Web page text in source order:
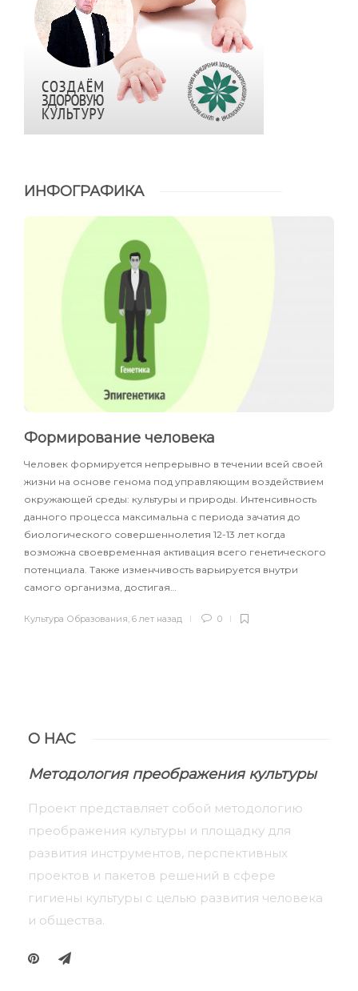
ИНФОГРАФИКА
Формирование человека
Человек формируется непрерывно в течении всей своей
жизни на основе генома под управляющим воздействием
окружающей среды: культуры и природы. Интенсивность
данного процесса максимальна с периода зачатия до
биологического совершеннолетия 12-13 лет когда
возможна своевременная активация всего генетического
потенциала. Также изменчивость варьируется внутри
самого организма, достигая…
Культура Образования, 6 лет назад 0
О НАС
Методология преображения культуры
Проект представляет собой методологию
преображения культуры и площадку для
развития инструментов, перспективных
проектов и пакетов решений в сфере
гигиены культуры с целью развития человека
и общества.